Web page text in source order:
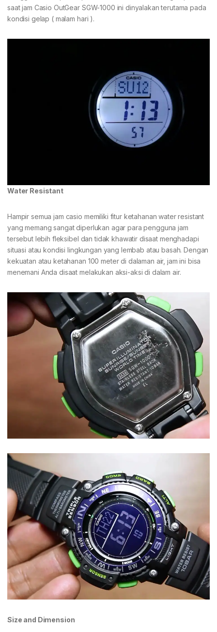
saat jam Casio OutGear SGW-1000 ini dinyalakan terutama pada
kondisi gelap ( malam hari ).
Water Resistant
Hampir semua jam casio memiliki fitur ketahanan water resistant
yang memang sangat diperlukan agar para pengguna jam
tersebut lebih fleksibel dan tidak khawatir disaat menghadapi
situasi atau kondisi lingkungan yang lembab atau basah. Dengan
kekuatan atau ketahanan 100 meter di dalaman air, jam ini bisa
menemani Anda disaat melakukan aksi-aksi di dalam air.
Size and Dimension